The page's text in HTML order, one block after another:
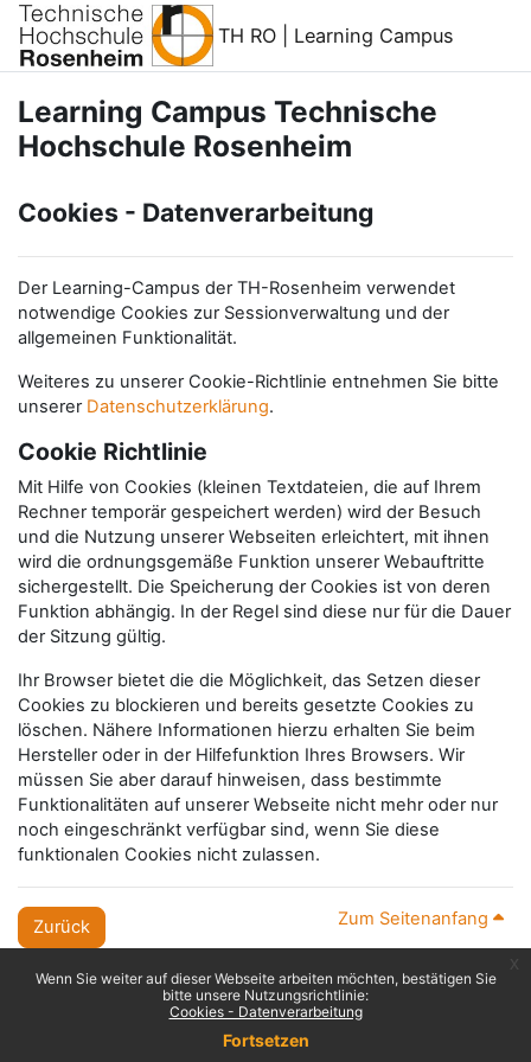
Zum Hauptinhalt
Wenn Sie weiter auf dieser Webseite arbeiten möchten, bestätigen Sie
bitte unsere Nutzungsrichtlinie:
Cookies - Datenverarbeitung
Fortsetzen
TH RO | Learning Campus
Learning Campus Technische
Hochschule Rosenheim
Cookies - Datenverarbeitung
Der Learning-Campus der TH-Rosenheim verwendet
notwendige Cookies zur Sessionverwaltung und der
allgemeinen Funktionalität.
Weiteres zu unserer Cookie-Richtlinie entnehmen Sie bitte
unserer Datenschutzerklärung.
Cookie Richtlinie
Mit Hilfe von Cookies (kleinen Textdateien, die auf Ihrem
Rechner temporär gespeichert werden) wird der Besuch
und die Nutzung unserer Webseiten erleichtert, mit ihnen
wird die ordnungsgemäße Funktion unserer Webauftritte
sichergestellt. Die Speicherung der Cookies ist von deren
Funktion abhängig. In der Regel sind diese nur für die Dauer
der Sitzung gültig.
Ihr Browser bietet die die Möglichkeit, das Setzen dieser
Cookies zu blockieren und bereits gesetzte Cookies zu
löschen. Nähere Informationen hierzu erhalten Sie beim
Hersteller oder in der Hilfefunktion Ihres Browsers. Wir
müssen Sie aber darauf hinweisen, dass bestimmte
Funktionalitäten auf unserer Webseite nicht mehr oder nur
noch eingeschränkt verfügbar sind, wenn Sie diese
funktionalen Cookies nicht zulassen.
Zurück Zum Seitenanfang